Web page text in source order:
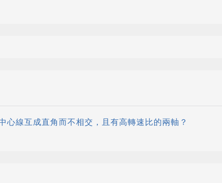
心線互成直角而不相交，且有高轉速比的兩軸？